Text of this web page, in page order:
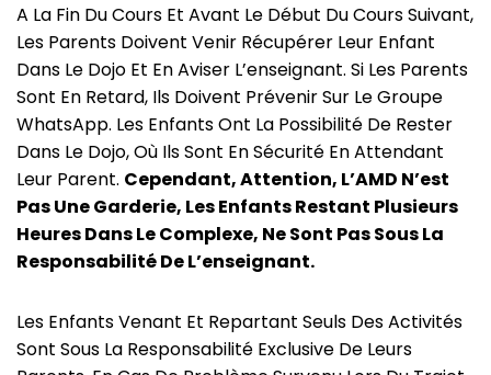
A La Fin Du Cours Et Avant Le Début Du Cours Suivant,
Les Parents Doivent Venir Récupérer Leur Enfant
Dans Le Dojo Et En Aviser L’enseignant. Si Les Parents
Sont En Retard, Ils Doivent Prévenir Sur Le Groupe
WhatsApp. Les Enfants Ont La Possibilité De Rester
Dans Le Dojo, Où Ils Sont En Sécurité En Attendant
Leur Parent. Cependant, Attention, L’AMD N’est
Pas Une Garderie, Les Enfants Restant Plusieurs
Heures Dans Le Complexe, Ne Sont Pas Sous La
Responsabilité De L’enseignant.
Les Enfants Venant Et Repartant Seuls Des Activités
Sont Sous La Responsabilité Exclusive De Leurs